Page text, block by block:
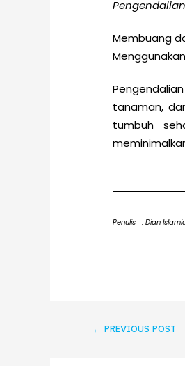
Membuang
tanaman,
tumbuh
Penulis : Dian
← PREVIOUS POST